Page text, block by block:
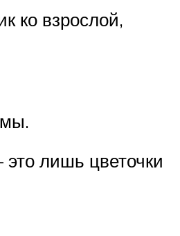
ко взрослой,
лишь цветочки